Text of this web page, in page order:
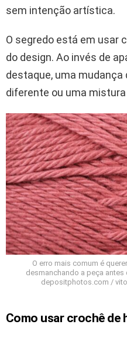
sem intenção artística.
O segredo está em usar
do design. Ao invés de
destaque, uma
diferente ou uma
O erro mais comum é
desmanchando a peça
depositphotos.com /
Como usar crochê de